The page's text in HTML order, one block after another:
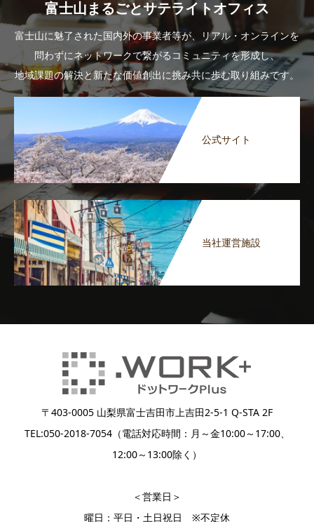
富士山まるごとサテライトオフィス
富士山に魅了された国内外の事業者等が、リアル・オンラインを
問わずにネットワークで繋がるコミュニティを形成し、
地域課題の解決と新たな価値創出に挑み共に歩む取り組みです。
公式サイト
当社運営施設
〒403-0005 山梨県富士吉田市上吉田2-5-1 Q-STA 2F
TEL:050-2018-7054（電話対応時間：月～金10:00～17:00、
12:00～13:00除く）
＜営業日＞
曜日：平日・土日祝日 ※不定休